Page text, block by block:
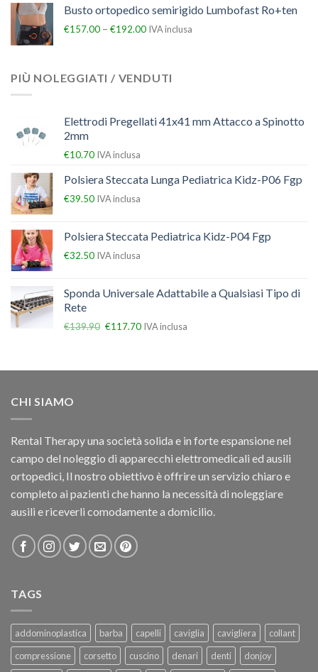
Busto ortopedico semirigido Lumbofast Ro+ten
€157.00 – €192.00 IVA inclusa
PIÙ NOLEGGIATI / VENDUTI
Elettrodi Pregellati 41x41 mm Attacco a Spinotto
2mm
€10.70 IVA inclusa
Polsiera Steccata Lunga Pediatrica Kidz-P06 Fgp
€39.50 IVA inclusa
Polsiera Steccata Pediatrica Kidz-P04 Fgp
€32.50 IVA inclusa
Sponda Universale Adattabile a Qualsiasi Tipo di
Rete
€139.90 €117.70 IVA inclusa
CHI SIAMO
Rental Therapy una società solida e in forte espansione nel
campo del noleggio di apparecchi elettromedicali ed ausili
ortopedici, Il nostro obiettivo è offrire un servizio chiaro e
completo ai pazienti che hanno la necessità di noleggiare
ausili e riceverli comodamente a domicilio.
TAGS
addominoplastica barba capelli caviglia cavigliera
collant
compressione
corsetto cuscino denari denti
donjoy